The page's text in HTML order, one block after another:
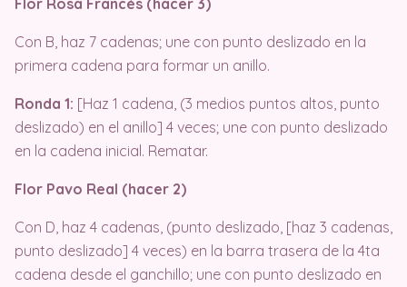
Con B, haz 7 cadenas; une con punto deslizado en la
primera cadena para formar un anillo.
Ronda 1: [Haz 1 cadena, (3 medios puntos altos, punto
deslizado) en el anillo] 4 veces; une con punto deslizado
en la cadena inicial. Rematar.
Flor Pavo Real (hacer 2)
Con D, haz 4 cadenas, (punto deslizado, [haz 3 cadenas,
punto deslizado] 4 veces) en la barra trasera de la 4ta
cadena desde el ganchillo; une con punto deslizado en